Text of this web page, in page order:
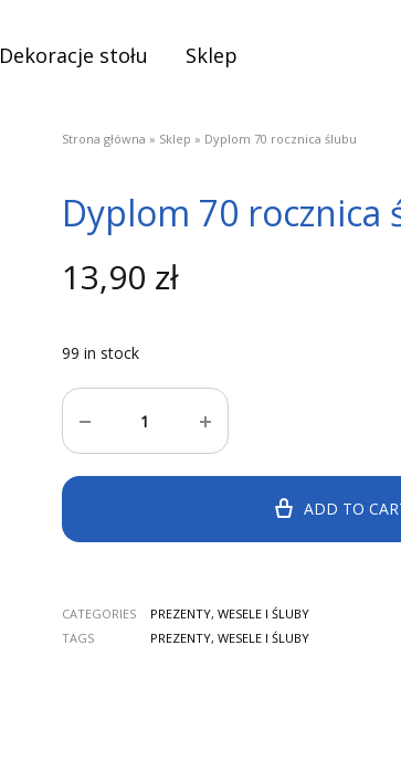
Dekoracje stołu Sklep
Strona główna » Sklep » Dyplom 70 rocznica ślubu
Dyplom 70 rocznica
13,90 zł
99 in stock
Quantity
ADD TO
CATEGORIES PREZENTY, WESELE I ŚLUBY
TAGS
PREZENTY, WESELE I ŚLUBY